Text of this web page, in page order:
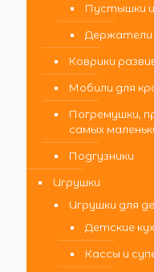
Пустышки и
Держатели
Коврики
Мобили для
Погремушки,
самых
Подгузники
Игрушки
Игрушки для
Детские
Кассы и